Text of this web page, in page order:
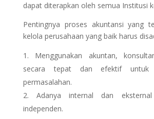
dapat diterapkan oleh semua Institusi
Pentingnya proses akuntansi yang
kelola perusahaan yang baik harus
Menggunakan akuntan,
secara tepat dan efektif untuk
permasalahan.
Adanya internal dan
independen.